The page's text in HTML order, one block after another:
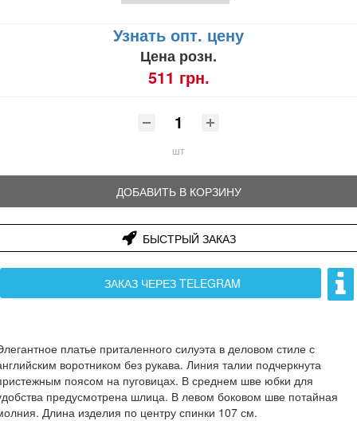
Узнать опт. цену
Цена розн.
511 грн.
шт
ДОБАВИТЬ В КОРЗИНУ
БЫСТРЫЙ ЗАКАЗ
ЗАКАЗ ЧЕРЕЗ TELEGRAM
платье приталенного силуэта в деловом стиле с
воротником без рукава. Линия талии подчеркнута
поясом на пуговицах. В среднем шве юбки для
предусмотрена шлица. В левом боковом шве потайная
Длина изделия по центру спинки 107 см.